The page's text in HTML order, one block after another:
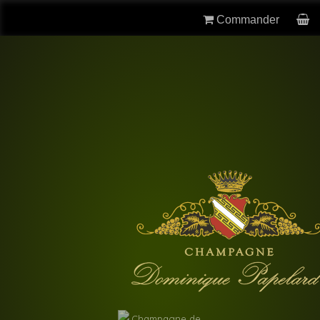
Commander